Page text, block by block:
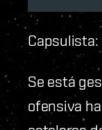
Capsulista:
Se está
ofensiva